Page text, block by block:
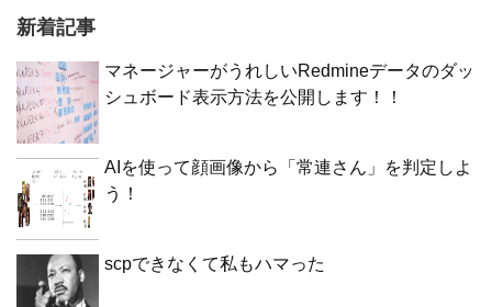
新着記事
マネージャーがうれしいRedmineデータのダッ
シュボード表示方法を公開します！！
AIを使って顔画像から「常連さん」を判定しよ
う！
scpできなくて私もハマった